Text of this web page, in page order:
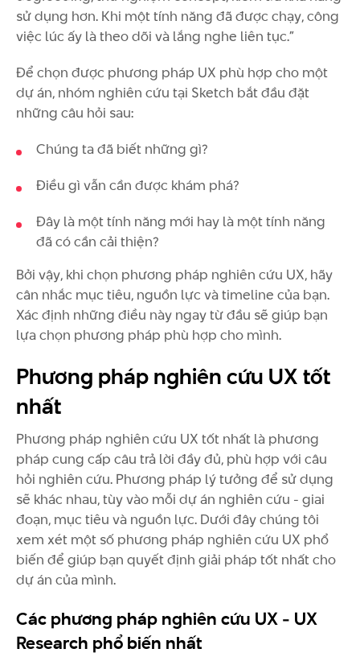
sử dụng hơn. Khi một tính năng đã được chạy, công
việc lúc ấy là theo dõi và lắng nghe liên tục.”
Để chọn được phương pháp UX phù hợp cho một
dự án, nhóm nghiên cứu tại Sketch bắt đầu đặt
những câu hỏi sau:
Chúng ta đã biết những gì?
Điều gì vẫn cần được khám phá?
Đây là một tính năng mới hay là một tính năng
đã có cần cải thiện?
Bởi vậy, khi chọn phương pháp nghiên cứu UX, hãy
cân nhắc mục tiêu, nguồn lực và timeline của bạn.
Xác định những điều này ngay từ đầu sẽ giúp bạn
lựa chọn phương pháp phù hợp cho mình.
Phương pháp nghiên cứu UX tốt
nhất
Phương pháp nghiên cứu UX tốt nhất là phương
pháp cung cấp câu trả lời đầy đủ, phù hợp với câu
hỏi nghiên cứu. Phương pháp lý tưởng để sử dụng
sẽ khác nhau, tùy vào mỗi dự án nghiên cứu - giai
đoạn, mục tiêu và nguồn lực. Dưới đây chúng tôi
xem xét một số phương pháp nghiên cứu UX phổ
biến để giúp bạn quyết định giải pháp tốt nhất cho
dự án của mình.
Các phương pháp nghiên cứu UX - UX
Research phổ biến nhất